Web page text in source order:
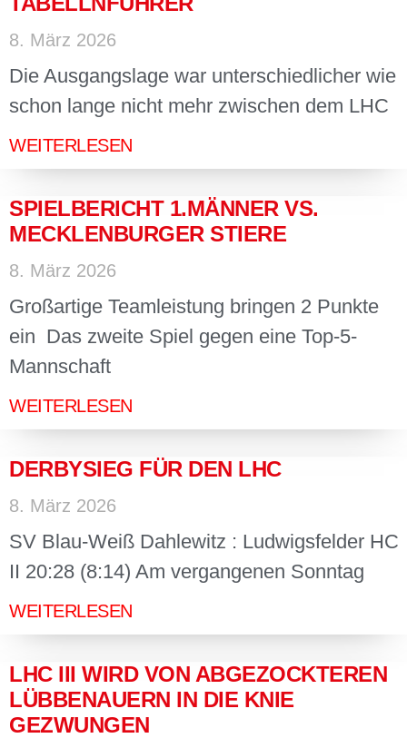
8. März 2026
Die Ausgangslage war unterschiedlicher wie
schon lange nicht mehr zwischen dem LHC
WEITERLESEN
SPIELBERICHT 1.MÄNNER VS.
MECKLENBURGER STIERE
8. März 2026
Großartige Teamleistung bringen 2 Punkte
ein Das zweite Spiel gegen eine Top-5-
Mannschaft
WEITERLESEN
DERBYSIEG FÜR DEN LHC
8. März 2026
SV Blau-Weiß Dahlewitz : Ludwigsfelder HC
II 20:28 (8:14) Am vergangenen Sonntag
WEITERLESEN
LHC III WIRD VON ABGEZOCKTEREN
LÜBBENAUERN IN DIE KNIE
GEZWUNGEN